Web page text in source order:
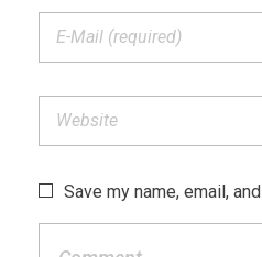
Save my name, email,